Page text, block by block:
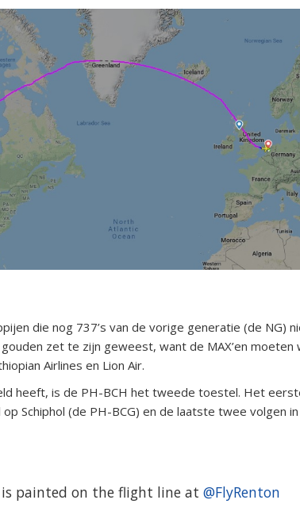
die nog 737’s van de vorige generatie (de NG)
zet te zijn geweest, want de MAX’en moeten
Airlines en Lion Air.
heeft, is de PH-BCH het tweede toestel. Het
Schiphol (de PH-BCG) en de laatste twee volgen
is painted on the flight line at @FlyRenton